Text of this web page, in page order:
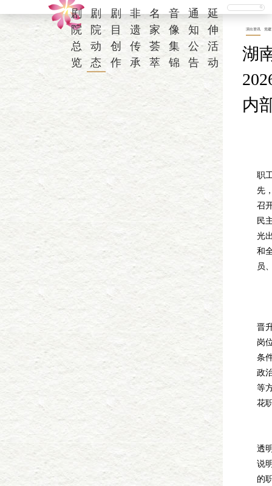
剧
院
总
览
剧
院
动
态
剧
目
创
作
非
遗
传
承
名
家
荟
萃
音
像
集
锦
通
知
公
告
延
伸
活
动
演出资讯 党建
湖
内
职
先
召
民
光
和
员
晋
岗
条
政
等
花
透
说
的